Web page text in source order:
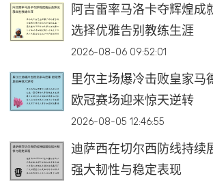
阿吉雷率马洛卡夺辉煌成
选择优雅告别教练生涯
2026-08-06 09:52:01
里尔主场爆冷击败皇家马
欧冠赛场迎来惊天逆转
2026-08-05 12:46:55
迪萨西在切尔西防线持续
强大韧性与稳定表现